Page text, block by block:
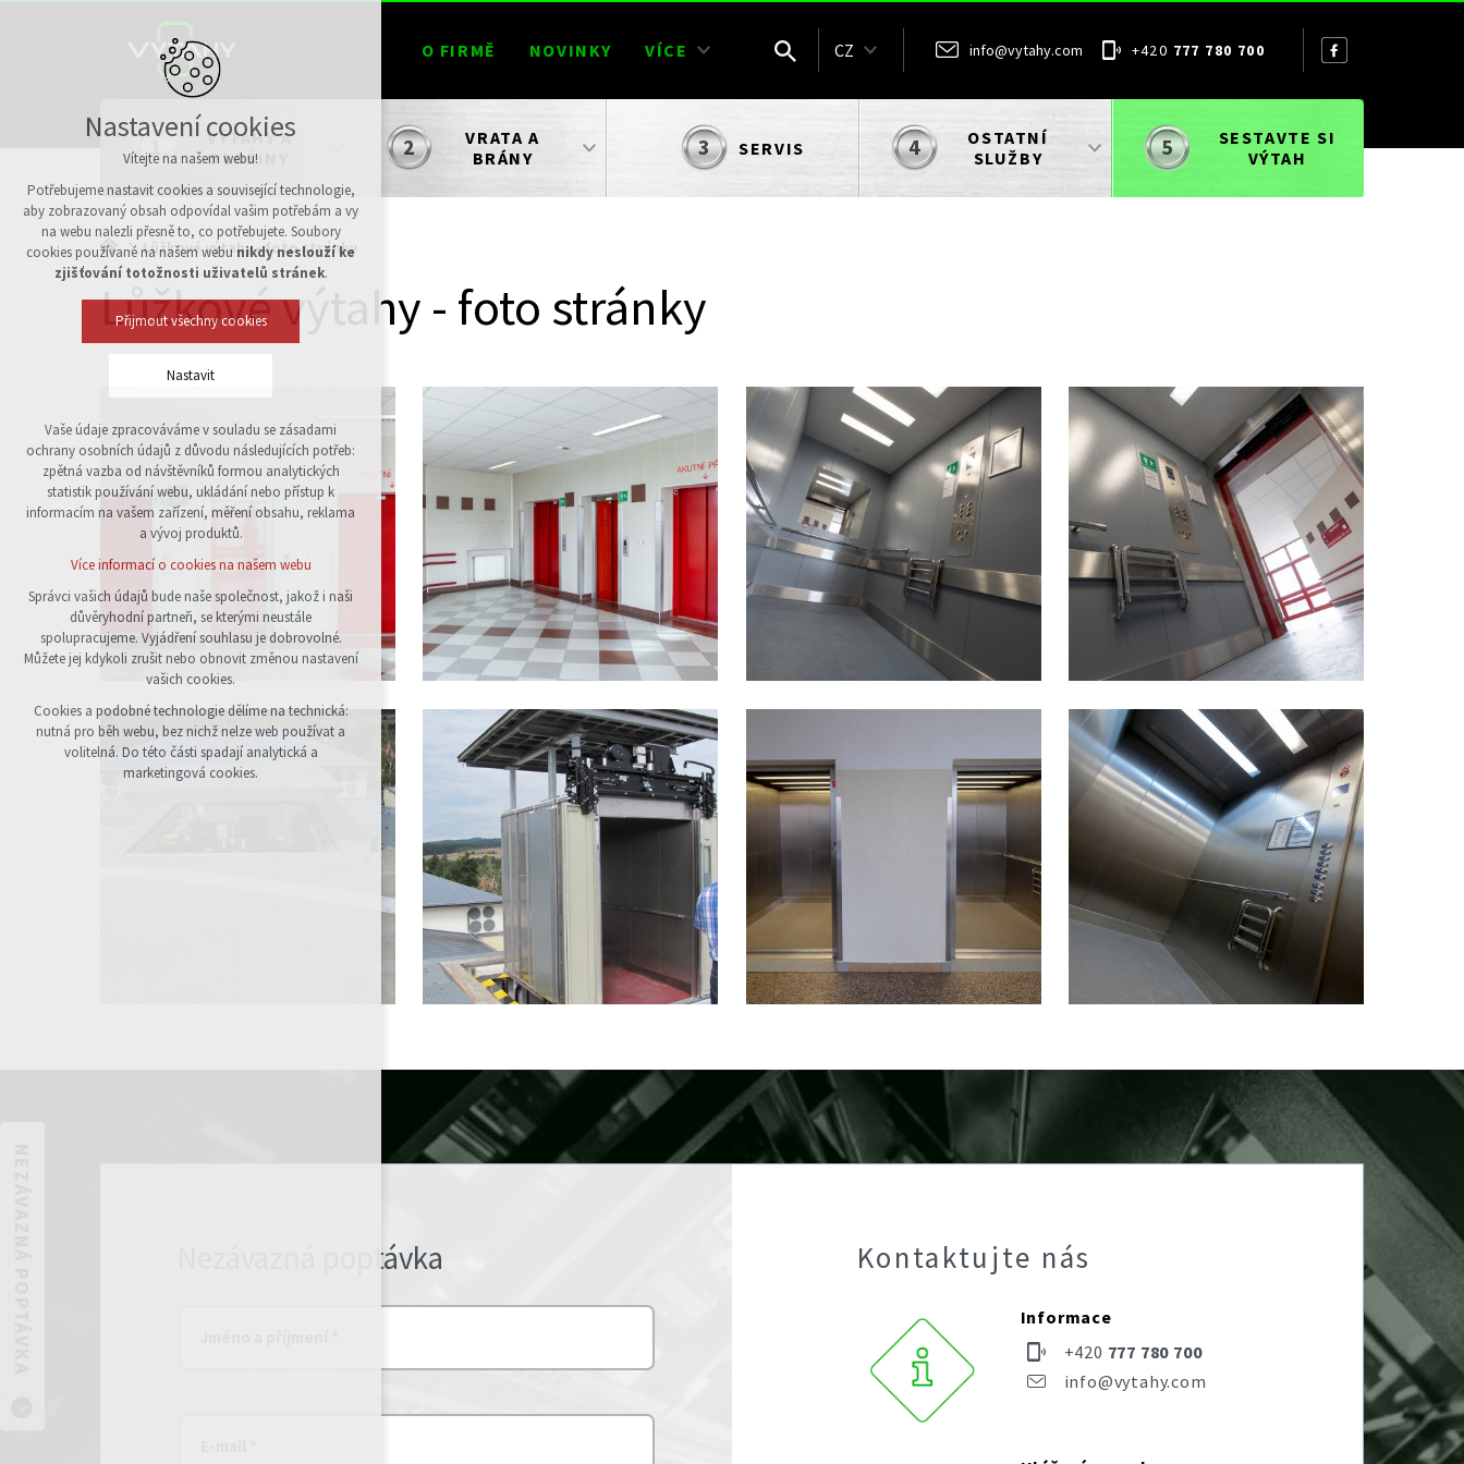
O FIRMĚ NOVINKY VÍCE CZ info@vytahy.com +420 777 780 700
VÝTAHY A
PLOŠINY
VRATA A
BRÁNY
SERVIS
OSTATNÍ
SLUŽBY
SESTAVTE SI
VÝTAH
Lůžkové výtahy - foto stránky
Lůžkové výtahy - foto stránky
Nezávazná poptávka Kontaktujte nás
Informace
info@vytahy.com
+420 777 780 700
Nastavení cookies
Vítejte na našem webu!
Potřebujeme nastavit cookies a související technologie,
aby zobrazovaný obsah odpovídal vašim potřebám a vy
na webu nalezli přesně to, co potřebujete. Soubory
cookies používané na našem webu nikdy neslouží ke
zjišťování totožnosti uživatelů stránek.
Přijmout všechny cookies
Nastavit
Technická cookies
nutná pro provozování webu
udržení kontextu stránek (session): případná
přihlášení, volby jazyka, apod.
analytická pro anonymizované vyhodnocení
návštěvnosti
marketingová cookies (Google)
Více informací o cookies na našem webu
Přijmout všechny cookies
Odmítnout vše
Vaše údaje zpracováváme v souladu se zásadami
ochrany osobních údajů z důvodu následujících potřeb:
zpětná vazba od návštěvníků formou analytických
statistik používání webu, ukládání nebo přístup k
informacím na vašem zařízení, měření obsahu, reklama
a vývoj produktů.
Více informací o cookies na našem webu
Správci vašich údajů bude naše společnost, jakož i naši
důvěryhodní partneři, se kterými neustále
spolupracujeme. Vyjádření souhlasu je dobrovolné.
Můžete jej kdykoli zrušit nebo obnovit změnou nastavení
vašich cookies.
Cookies a podobné technologie dělíme na technická:
nutná pro běh webu, bez nichž nelze web používat a
volitelná. Do této části spadají analytická a
marketingová cookies.